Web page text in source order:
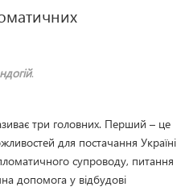
.
три головних. Перший – це
для постачання Україні
супроводу, питання
допомога у відбудові